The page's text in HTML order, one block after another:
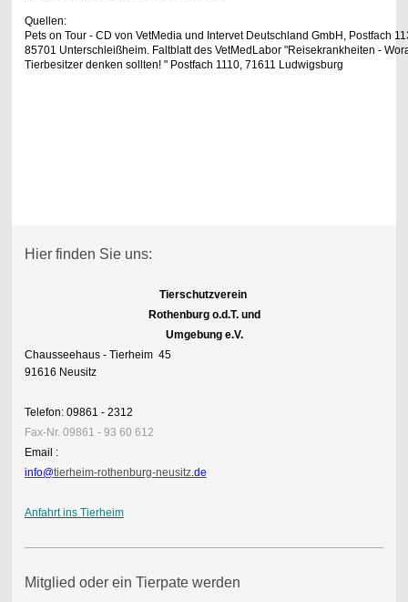
Quellen:
Pets on Tour - CD von VetMedia und Intervet Deutschland GmbH, Postfach
85701 Unterschleißheim. Faltblatt des VetMedLabor "Reisekrankheiten -
Tierbesitzer denken sollten! " Postfach 1110, 71611 Ludwigsburg
Hier finden Sie uns:
Tierschutzverein
Rothenburg o.d.T. und
Umgebung e.V.
Chausseehaus - Tierheim 45
91616 Neusitz
Telefon: 09861 - 2312
Fax-Nr. 09861 - 93 60 612
Email :
info@tierheim-rothenburg-neusitz.de
Anfahrt ins Tierheim
Mitglied oder ein Tierpate werden